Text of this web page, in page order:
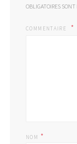
OBLIGATOIRES
COMMENTAIRE
NOM *